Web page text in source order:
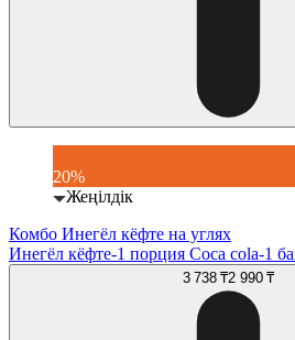
20%
Жеңілдік
Комбо Инегёл кёфте на углях
Инегёл кёфте-1 порция Coca cola-1
3 738 ₸2 990 ₸